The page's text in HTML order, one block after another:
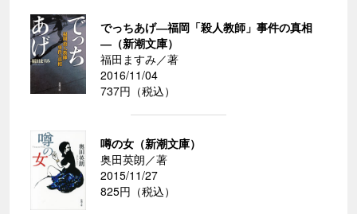
でっちあげ―福岡「殺人教師」事件の真相
―（新潮文庫）
福田ますみ／著
2016/11/04
737円（税込）
噂の女（新潮文庫）
奥田英朗／著
2015/11/27
825円（税込）